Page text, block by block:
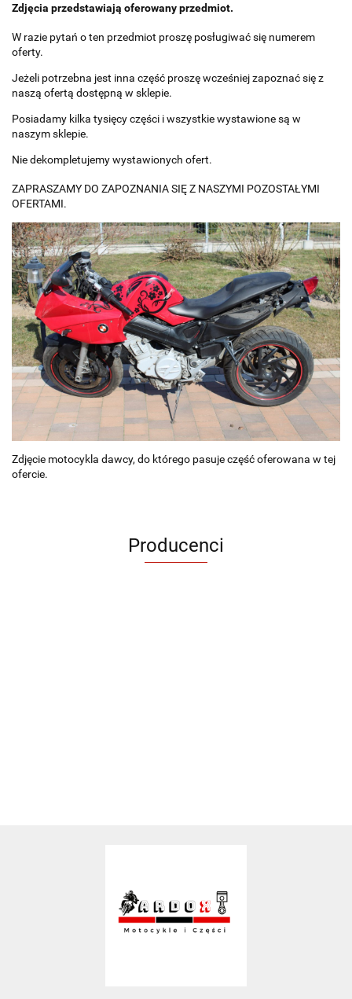
Zdjęcia przedstawiają oferowany przedmiot.
W razie pytań o ten przedmiot proszę posługiwać się numerem
oferty.
Jeżeli potrzebna jest inna część proszę wcześniej zapoznać się z
naszą ofertą dostępną w sklepie.
Posiadamy kilka tysięcy części i wszystkie wystawione są w
naszym sklepie.
Nie dekompletujemy wystawionych ofert.
ZAPRASZAMY DO ZAPOZNANIA SIĘ Z NASZYMI POZOSTAŁYMI
OFERTAMI.
Zdjęcie motocykla dawcy, do którego pasuje część oferowana w tej
ofercie.
Producenci